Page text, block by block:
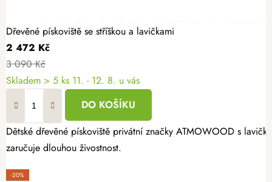
Dřevěné pískoviště se stříškou a lavičkami
2 472 Kč
3 090 Kč
Skladem > 5 ks 11. - 12. 8. u vás
DO KOŠÍKU
Dětské dřevěné pískoviště privátní značky ATMOWOOD s
zaručuje dlouhou živostnost.
-20%